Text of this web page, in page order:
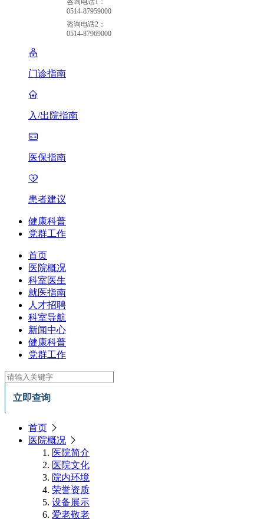
0514-87959000
咨询电话2：
0514-87969000
门诊指南
入/出院指南
医保指南
患者建议
健康科普
党群工作
首页
医院概况
科室医生
就医指南
人才招聘
科室导航
新闻中心
健康科普
党群工作
立即查询
首页
医院概况
医院简介
医院文化
院内环境
荣誉资质
设备展示
爱老敬老